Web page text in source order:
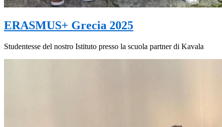
ERASMUS+ Grecia 2025
Studentesse del nostro Istituto presso la scuola partner di Kavala